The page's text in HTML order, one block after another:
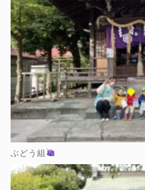
ぶどう組